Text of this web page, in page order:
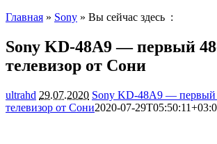
Главная » Sony » Вы сейчас здесь :
Sony KD-48A9 — первый
телевизор от Сони
ultrahd 29.07.2020 Sony KD-48A9 —
телевизор от Сони2020-07-